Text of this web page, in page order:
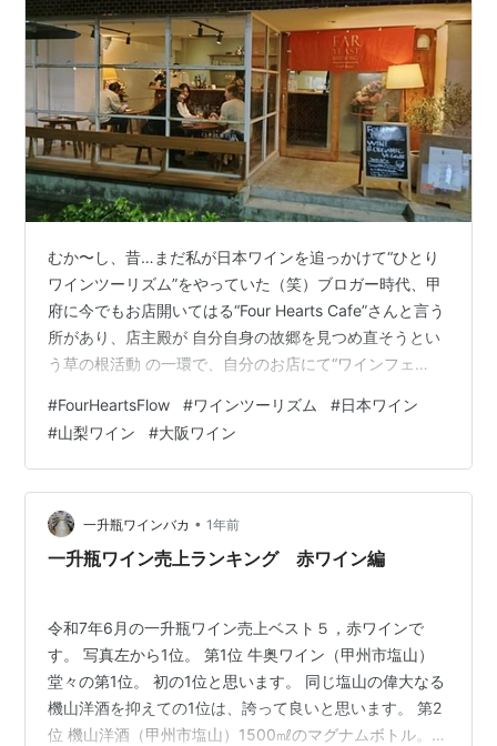
むか〜し、昔…まだ私が日本ワインを追っかけて“ひとり
ワインツーリズム”をやっていた（笑）ブロガー時代、甲
府に今でもお店開いてはる“Four Hearts Cafe”さんと言う
所があり、店主殿が 自分自身の故郷を見つめ直そうとい
う草の根活動 の一環で、自分のお店にて“ワインフェ
daaman.hatenablog.jpそこへ私は誘蛾灯の如く吸い込ま
れ、山梨の造り手さまと知己を得るキッカケとなった。
その動きはやがて「ワインツーリズムやまなし」となっ
て結実し、“おのぼりさん”でなく能動的に旅してワインと
地域を取り囲む風土・文化、その地域が成り立っ…
#FourHeartsFlow #ワインツーリズム #日本ワイン
#山梨ワイン #大阪ワイン
一升瓶ワインバカ • 1年前
一升瓶ワイン売上ランキング 赤ワイン編
令和7年6月の一升瓶ワイン売上ベスト５，赤ワインで
す。 写真左から1位。 第1位 牛奥ワイン（甲州市塩山）
堂々の第1位。 初の1位と思います。 同じ塩山の偉大なる
機山洋酒を抑えての1位は、誇って良いと思います。 第2
位 機山洋酒（甲州市塩山）1500㎖のマグナムボトル。